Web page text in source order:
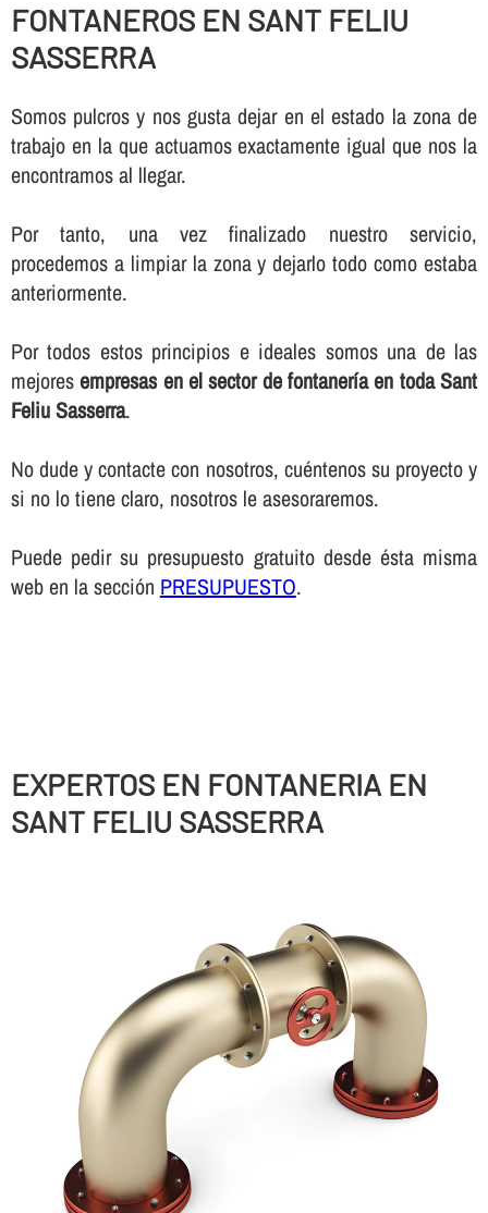
FONTANEROS EN SANT FELIU
SASSERRA
Somos pulcros y nos gusta dejar en el estado la zona de
trabajo en la que actuamos exactamente igual que nos la
encontramos al llegar.
Por tanto, una vez finalizado nuestro servicio,
procedemos a limpiar la zona y dejarlo todo como estaba
anteriormente.
Por todos estos principios e ideales somos una de las
mejoresempresas en el sector de fontanerí­a en toda Sant
Feliu Sasserra.
No dude y contacte con nosotros, cuéntenos su proyecto y
si no lo tiene claro, nosotros le asesoraremos.
Puede pedir su presupuesto gratuito desde ésta misma
web en la sección PRESUPUESTO.
EXPERTOS EN FONTANERIA EN
SANT FELIU SASSERRA